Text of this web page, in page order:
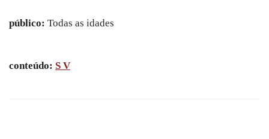
público: Todas as idades
conteúdo: S V